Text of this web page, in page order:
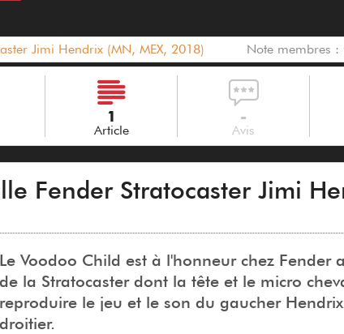
Jimi Hendrix (MN, MEX, 2018) Note membres :
1
Article
-
Avis
Fender Stratocaster Jimi
Le Voodoo Child est à l'honneur chez Fender
de la Stratocaster dont la tête et le micro
reproduire le jeu et le son du gaucher
droitier.